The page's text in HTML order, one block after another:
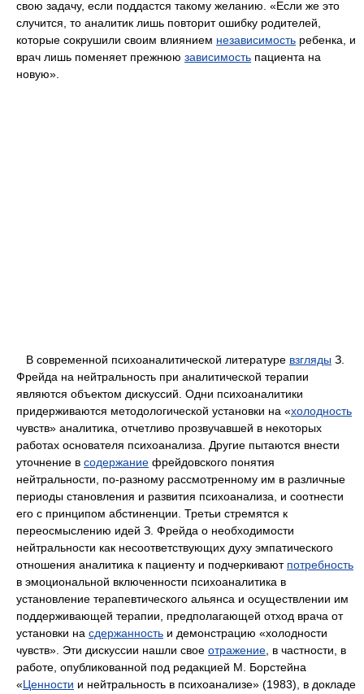
свою задачу, если поддастся такому желанию. «Если же это
случится, то аналитик лишь повторит ошибку родителей,
которые сокрушили своим влиянием независимость ребенка, и
врач лишь поменяет прежнюю зависимость пациента на
новую».
В современной психоаналитической литературе взгляды З.
Фрейда на нейтральность при аналитической терапии
являются объектом дискуссий. Одни психоаналитики
придерживаются методологической установки на «холодность
чувств» аналитика, отчетливо прозвучавшей в некоторых
работах основателя психоанализа. Другие пытаются внести
уточнение в содержание фрейдовского понятия
нейтральности, по-разному рассмотренному им в различные
периоды становления и развития психоанализа, и соотнести
его с принципом абстиненции. Третьи стремятся к
переосмыслению идей З. Фрейда о необходимости
нейтральности как несоответствующих духу эмпатического
отношения аналитика к пациенту и подчеркивают потребность
в эмоциональной включенности психоаналитика в
установление терапевтического альянса и осуществлении им
поддерживающей терапии, предполагающей отход врача от
установки на сдержанность и демонстрацию «холодности
чувств». Эти дискуссии нашли свое отражение , в частности, в
работе, опубликованной под редакцией М. Борстейна
«Ценности и нейтральность в психоанализе» (1983), в докладе